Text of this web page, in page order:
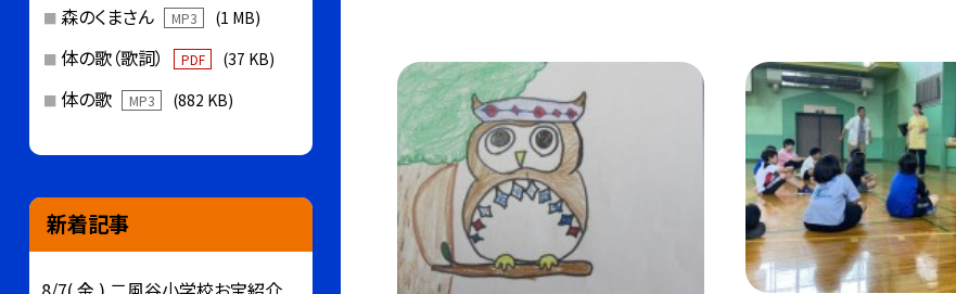
森のくまさん MP3 (1 MB)
体の歌（歌詞） PDF (37 KB)
体の歌 MP3 (882 KB)
新着記事